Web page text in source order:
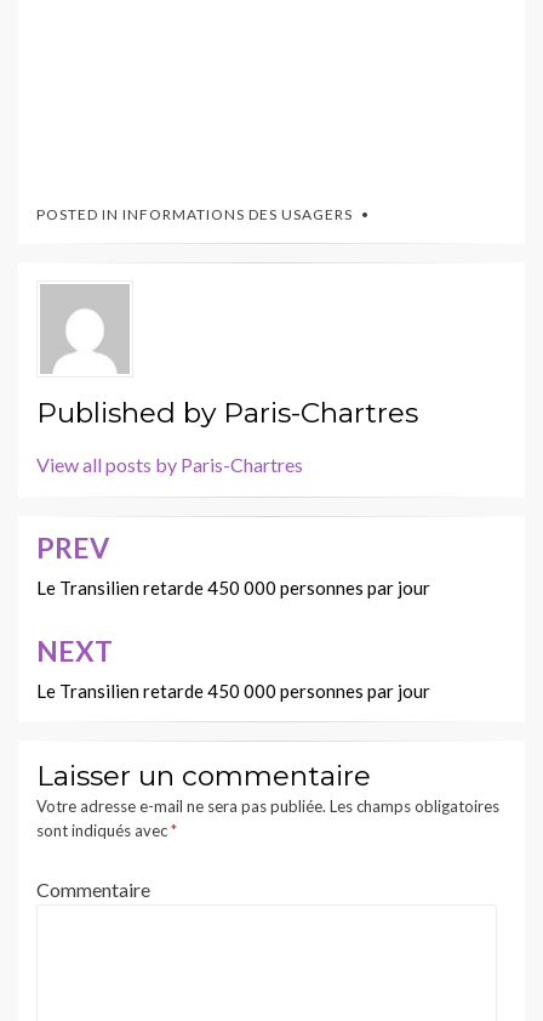
POSTED IN INFORMATIONS DES USAGERS
Published by Paris-Chartres
View all posts by Paris-Chartres
Navigation
de
l’article
PREV
Le Transilien retarde 450 000 personnes par jour
NEXT
Le Transilien retarde 450 000 personnes par jour
Laisser un commentaire
Votre adresse e-mail ne sera pas publiée. Les champs obligatoires
sont indiqués avec*
Commentaire